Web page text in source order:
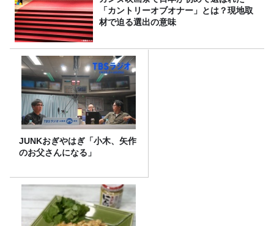
「カントリーオブオナー」とは？現地取
材で迫る選出の意味
JUNKおぎやはぎ「小木、矢作
のお父さんになる」